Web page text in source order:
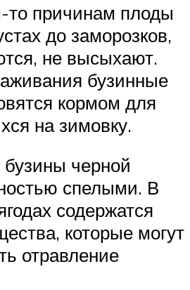
то причинам плоды
до заморозков,
не высыхают.
бузинные
кормом для
на зимовку.
черной
спелыми. В
содержатся
которые могут
отравление